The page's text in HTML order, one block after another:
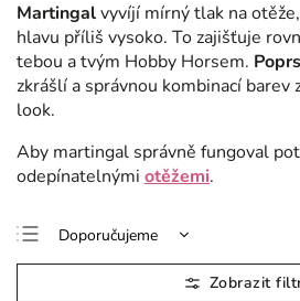
Martingalvyvíjí mírný tlak na
hlavu příliš vysoko. To zajišťuje
tebou a tvým Hobby Horsem.
zkrášlí a správnou kombinací barev
look.
Aby martingal správně fungoval
odepínatelnými otěžemi.
Doporučujeme
Nejlevnější